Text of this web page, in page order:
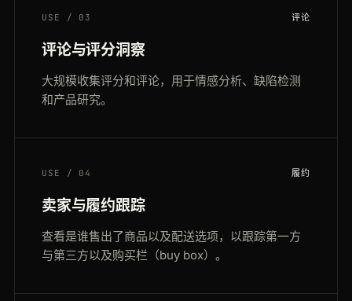
USE / 03 评论
评论与评分洞察
大规模收集评分和评论，用于情感分析、缺陷检测
和产品研究。
USE / 04 履约
卖家与履约跟踪
查看是谁售出了商品以及配送选项，以跟踪第一方
与第三方以及购买栏（buy box）。